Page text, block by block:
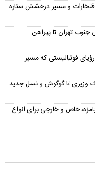
و مسیر درخشش ستاره
جنوب تهران تا پیراهن
فوتبالیستی که مسیر
وزیری تا گوگوش و نسل جدید
از ۳۰۰ اسم زیبا، بامزه، خاص و خارجی برای انواع